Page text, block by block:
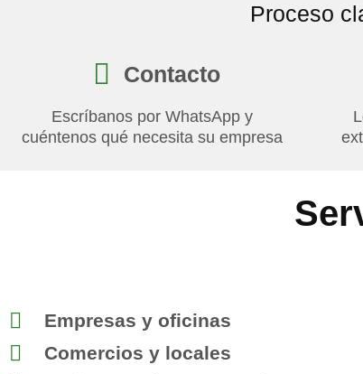
Proceso
Contacto
Escríbanos por WhatsApp y
cuéntenos qué necesita su empresa
Empresas y oficinas
Comercios y locales